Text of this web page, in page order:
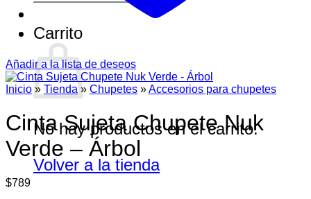
Carrito
No hay productos en el carrito.
Volver a la tienda
Añadir a la lista de deseos
Inicio » Tienda » Chupetes »Accesorios para chupetes
Cinta Sujeta Chupete Nuk
Verde – Árbol
$789